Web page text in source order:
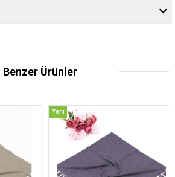
Benzer Ürünler
Yeni